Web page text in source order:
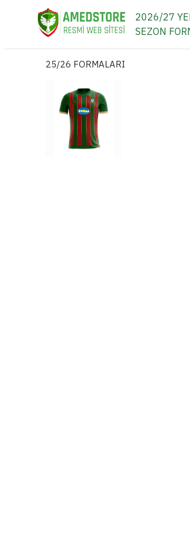
2026/27
SEZON
25/26 FORMALARI